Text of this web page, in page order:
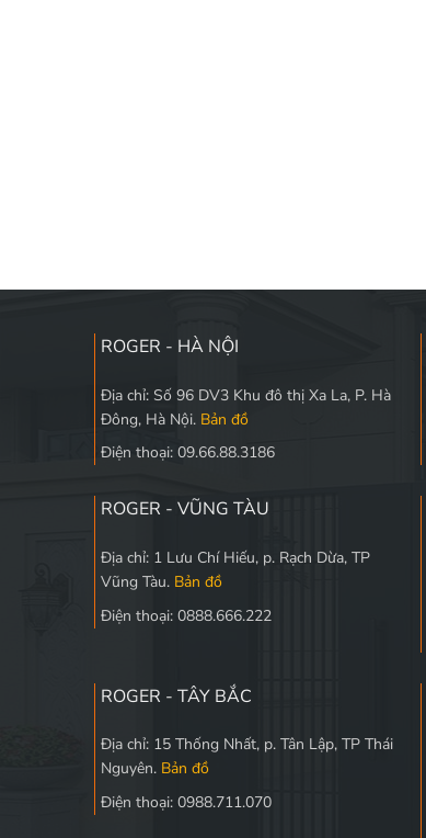
ROGER - HÀ NỘI
Địa chỉ: Số 96 DV3 Khu đô thị Xa La, P. Hà
Đông, Hà Nội. Bản đồ
Điện thoại: 09.66.88.3186
ROGER - VŨNG TÀU
Địa chỉ: 1 Lưu Chí Hiếu, p. Rạch Dừa, TP
Vũng Tàu. Bản đồ
Điện thoại: 0888.666.222
ROGER - TÂY BẮC
Địa chỉ: 15 Thống Nhất, p. Tân Lập, TP Thái
Nguyên. Bản đồ
Điện thoại: 0988.711.070